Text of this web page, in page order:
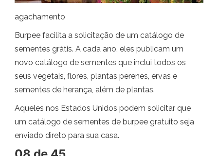
agachamento
Burpee facilita a solicitação de um catálogo de
sementes grátis. A cada ano, eles publicam um
novo catálogo de sementes que inclui todos os
seus vegetais, flores, plantas perenes, ervas e
sementes de herança, além de plantas.
Aqueles nos Estados Unidos podem solicitar que
um catálogo de sementes de burpee gratuito seja
enviado direto para sua casa.